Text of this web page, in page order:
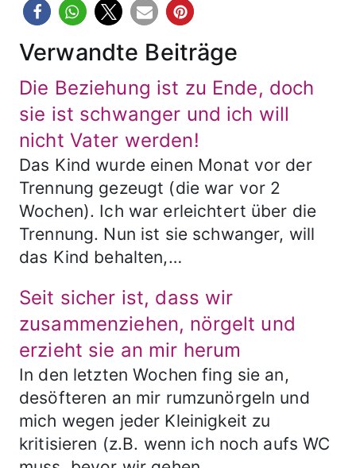
Verwandte Beiträge
Die Beziehung ist zu Ende, doch
sie ist schwanger und ich will
nicht Vater werden!
Das Kind wurde einen Monat vor der
Trennung gezeugt (die war vor 2
Wochen). Ich war erleichtert über die
Trennung. Nun ist sie schwanger, will
das Kind behalten,…
Seit sicher ist, dass wir
zusammenziehen, nörgelt und
erzieht sie an mir herum
In den letzten Wochen fing sie an,
desöfteren an mir rumzunörgeln und
mich wegen jeder Kleinigkeit zu
kritisieren (z.B. wenn ich noch aufs WC